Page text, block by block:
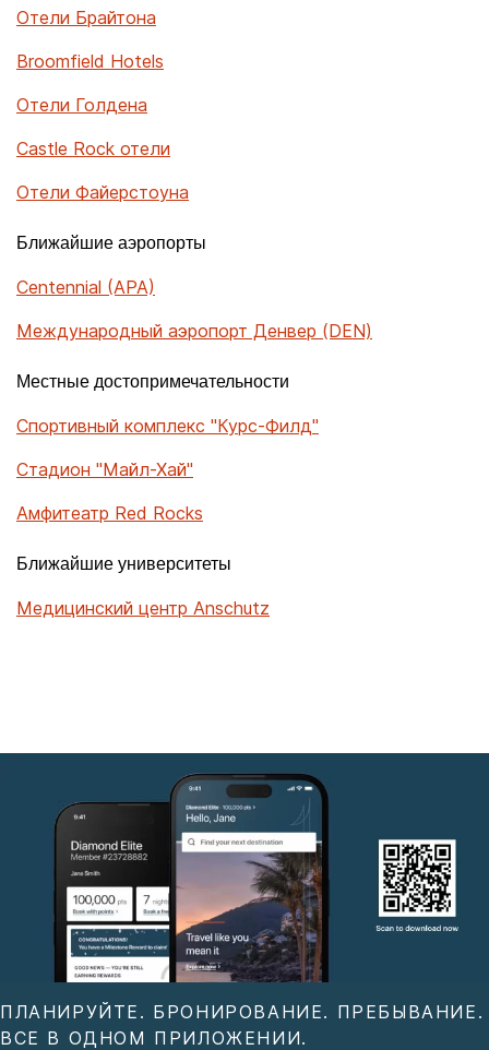
Отели Брайтона
Broomfield Hotels
Отели Голдена
Castle Rock отели
Отели Файерстоуна
Ближайшие аэропорты
Centennial (APA)
Международный аэропорт Денвер (DEN)
Местные достопримечательности
Спортивный комплекс "Курс-Филд"
Стадион "Майл-Хай"
Амфитеатр Red Rocks
Ближайшие университеты
Медицинский центр Anschutz
ПЛАНИРУЙТЕ. БРОНИРОВАНИЕ. ПРЕБЫВАНИЕ.
ВСЕ В ОДНОМ ПРИЛОЖЕНИИ.